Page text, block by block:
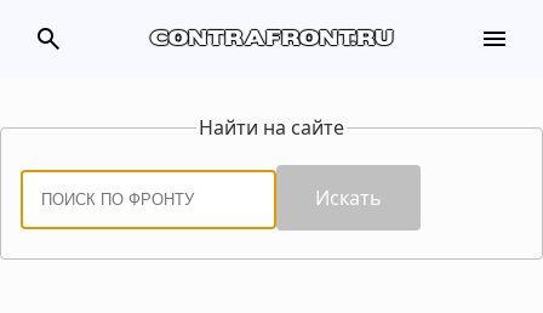
search contrafront.ru menu
Найти на сайте
Искать